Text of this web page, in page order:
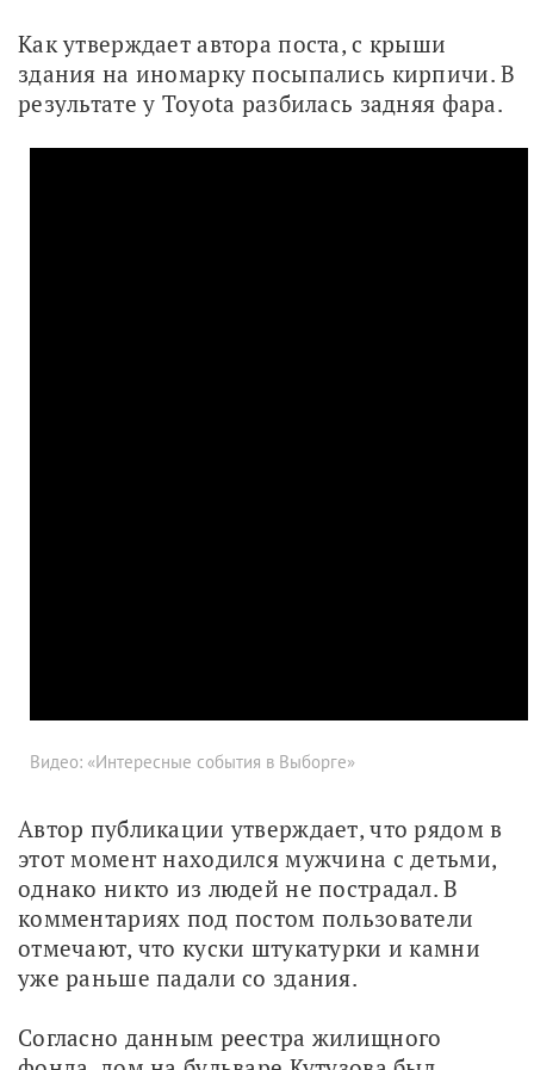
Как утверждает автора поста, с крыши
здания на иномарку посыпались кирпичи. В
результате у Toyota разбилась задняя фара.
Видео: «Интересные события в Выборге»
Автор публикации утверждает, что рядом в
этот момент находился мужчина с детьми,
однако никто из людей не пострадал. В
комментариях под постом пользователи
отмечают, что куски штукатурки и камни
уже раньше падали со здания.
Согласно данным реестра жилищного